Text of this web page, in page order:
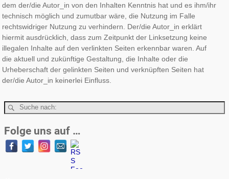
dem der/die Autor_in von den Inhalten Kenntnis hat und es ihm/ihr
technisch möglich und zumutbar wäre, die Nutzung im Falle
rechtswidriger Nutzung zu verhindern. Der/die Autor_in erklärt
hiermit ausdrücklich, dass zum Zeitpunkt der Linksetzung keine
illegalen Inhalte auf den verlinkten Seiten erkennbar waren. Auf
die aktuell und zukünftige Gestaltung, die Inhalte oder die
Urheberschaft der gelinkten Seiten und verknüpften Seiten hat
der/die Autor_in keinerlei Einfluss.
Folge uns auf …